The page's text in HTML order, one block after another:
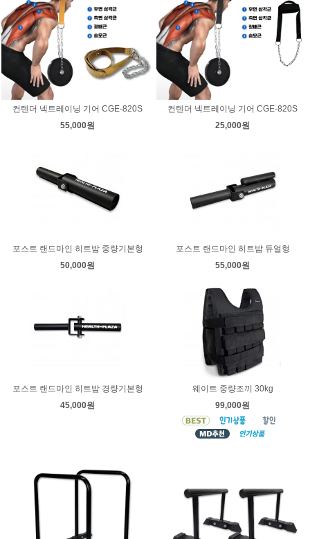
컨텐더 넥트레이닝 기어 CGE-820S
55,000원
컨텐더 넥트레이닝 기어 CGE-820S
25,000원
포스트 랜드마인 히트밤 중량기본형
50,000원
포스트 랜드마인 히트밤 듀얼형
55,000원
포스트 랜드마인 히트밤 경량기본형
45,000원
웨이트 중량조끼 30kg
99,000원